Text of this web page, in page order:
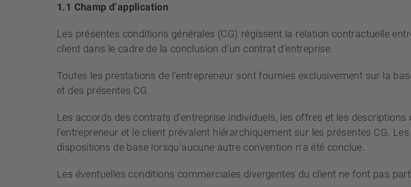
1.1 Champ d’application
Les présentes conditions générales (CG) régissent la relation contractuelle
client dans le cadre de la conclusion d’un contrat d’entreprise.
Toutes les prestations de l’entrepreneur sont fournies exclusivement sur la
et des présentes CG.
Les accords des contrats d’entreprise individuels, les offres et les descriptions
l’entrepreneur et le client prévalent hiérarchiquement sur les présentes CG.
dispositions de base lorsqu’aucune autre convention n’a été conclue.
Les éventuelles conditions commerciales divergentes du client ne font pas